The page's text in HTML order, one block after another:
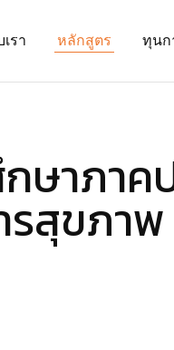
เรา หลักสูตร ทุนก
ษาภาค
รสุขภาพ